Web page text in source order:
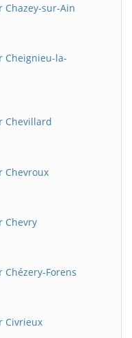
sur-Ain
Cheignieu-la-
Chevillard
Chevroux
Chevry
Forens
Civrieux